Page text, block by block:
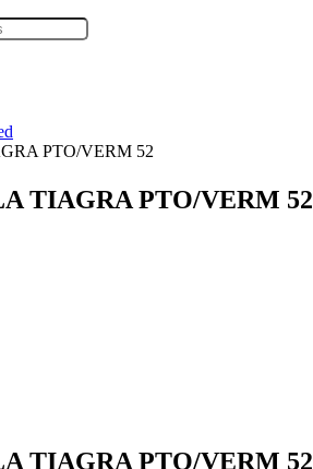
PTO/VERM 52
TIAGRA PTO/VERM 52
TIAGRA PTO/VERM 52